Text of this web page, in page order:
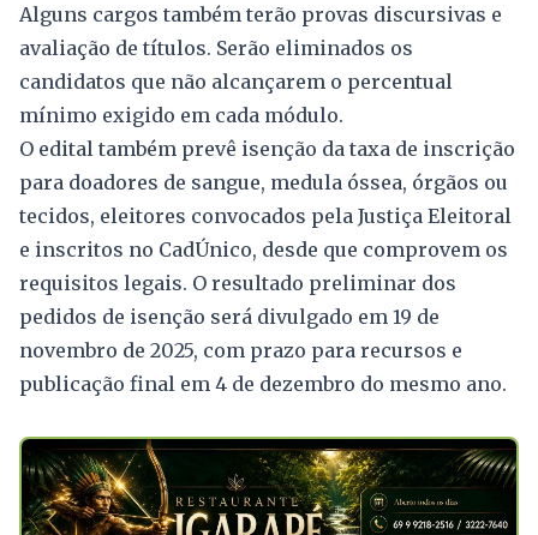
Alguns cargos também terão provas discursivas e
avaliação de títulos. Serão eliminados os
candidatos que não alcançarem o percentual
mínimo exigido em cada módulo.
O edital também prevê isenção da taxa de inscrição
para doadores de sangue, medula óssea, órgãos ou
tecidos, eleitores convocados pela Justiça Eleitoral
e inscritos no CadÚnico, desde que comprovem os
requisitos legais. O resultado preliminar dos
pedidos de isenção será divulgado em 19 de
novembro de 2025, com prazo para recursos e
publicação final em 4 de dezembro do mesmo ano.